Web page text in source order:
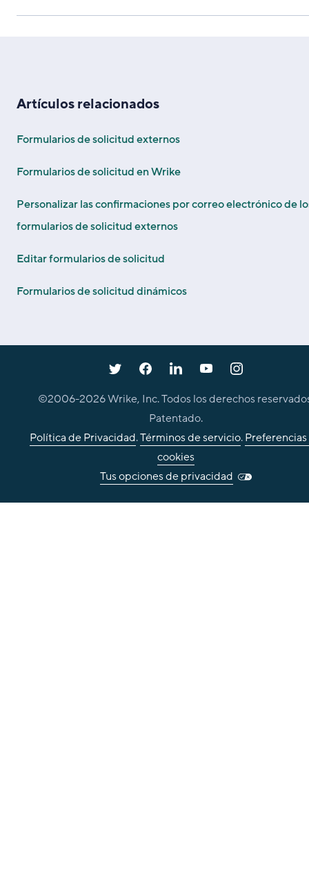
Artículos relacionados
Formularios de solicitud externos
Formularios de solicitud en Wrike
Personalizar las confirmaciones por correo electrónico de
formularios de solicitud externos
Editar formularios de solicitud
Formularios de solicitud dinámicos
©2006-2026Wrike, Inc. Todos los derechos
Patentado.
Política de Privacidad.Términos de servicio.
cookies
Tus opciones de privacidad